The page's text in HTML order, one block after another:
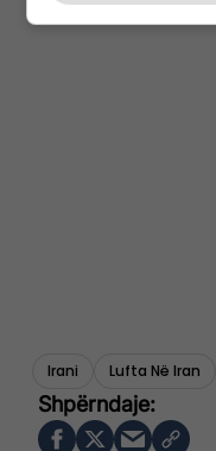
Irani Lufta Në Iran